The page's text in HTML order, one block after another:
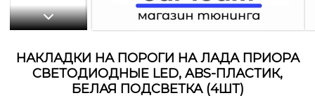
НАКЛАДКИ НА ПОРОГИ НА ЛАДА ПРИОРА
СВЕТОДИОДНЫЕ LED, ABS-ПЛАСТИК,
БЕЛАЯ ПОДСВЕТКА (4ШТ)